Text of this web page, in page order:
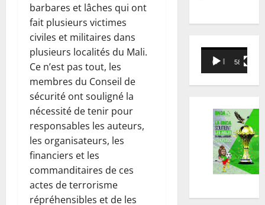
barbares et lâches qui ont
fait plusieurs victimes
civiles et militaires dans
plusieurs localités du Mali.
Ce n’est pas tout, les
membres du Conseil de
sécurité ont souligné la
nécessité de tenir pour
responsables les auteurs,
les organisateurs, les
financiers et les
commanditaires de ces
actes de terrorisme
répréhensibles et de les
Lecteur
vidéo
00:00 58:18